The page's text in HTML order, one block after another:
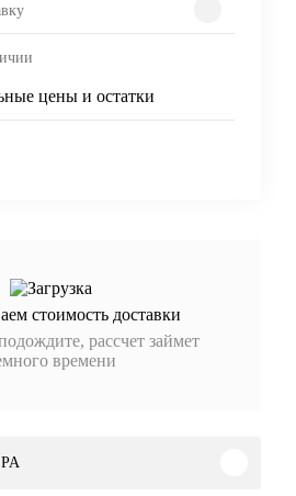
цены и остатки
стоимость доставки
рассчет займет
времени